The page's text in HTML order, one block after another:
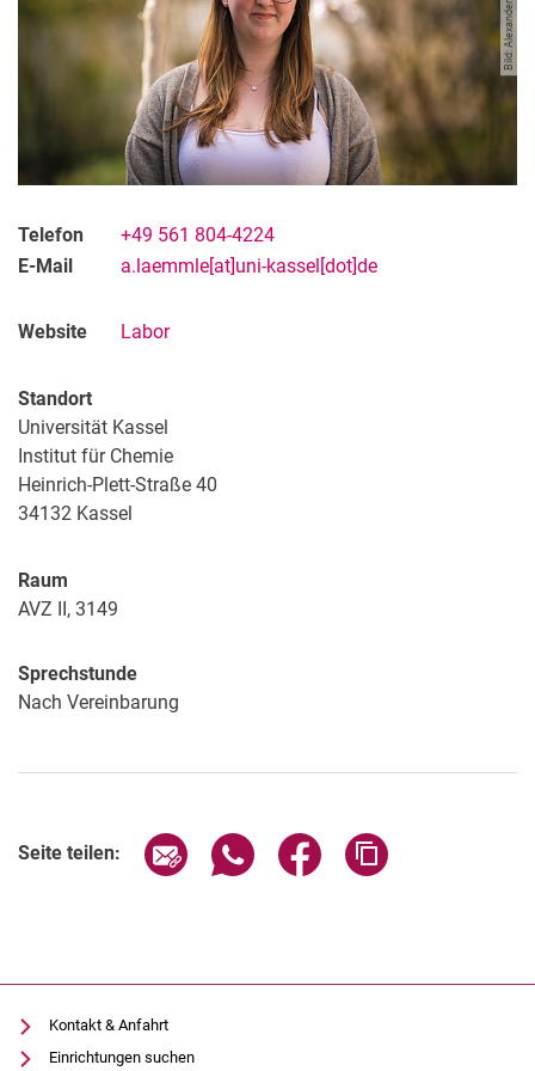
Janne-M. Bothor
Paula Deuermeier
Dr. Ines Goldhausen
Alexander Weber
Telefon
+49 561 804-4224
E-Mail
a.laemmle[at]uni-kassel[dot]de
Website Labor
Standort
Universität Kassel
Institut für Chemie
Heinrich-Plett-Straße 40
34132 Kassel
Raum
AVZ II, 3149
Sprechstunde
Nach Vereinbarung
Seite teilen: Seite über E-Mail teilen
Seite über WhatsApp teilen
Seite über Facebook
Kontakt & Anfahrt
Einrichtungen suchen